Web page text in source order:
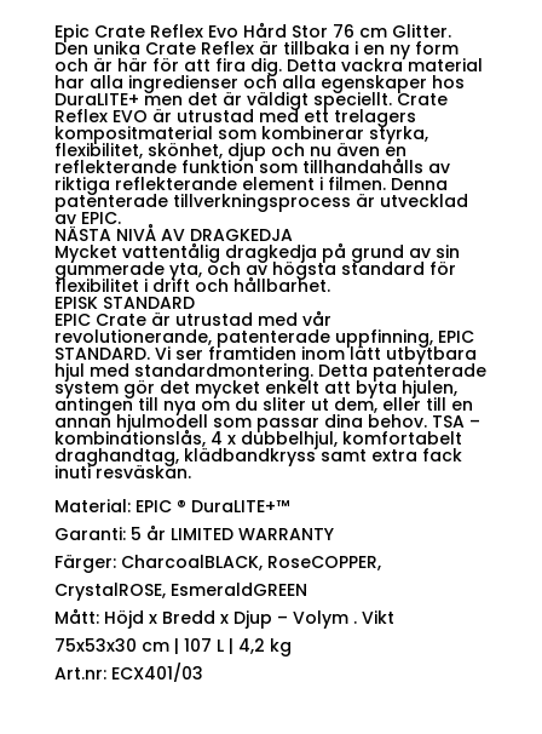
priset
var:
2899 kr.
priset
är:
2699 kr.
Epic Crate Reflex Evo Hård Stor 76 cm Glitter.
Den unika Crate Reflex är tillbaka i en ny form
och är här för att fira dig. Detta vackra material
har alla ingredienser och alla egenskaper hos
DuraLITE+ men det är väldigt speciellt. Crate
Reflex EVO är utrustad med ett trelagers
kompositmaterial som kombinerar styrka,
flexibilitet, skönhet, djup och nu även en
reflekterande funktion som tillhandahålls av
riktiga reflekterande element i filmen. Denna
patenterade tillverkningsprocess är utvecklad
av EPIC.
NÄSTA NIVÅ AV DRAGKEDJA
Mycket vattentålig dragkedja på grund av sin
gummerade yta, och av högsta standard för
flexibilitet i drift och hållbarhet.
EPISK STANDARD
EPIC Crate är utrustad med vår
revolutionerande, patenterade uppfinning, EPIC
STANDARD. Vi ser framtiden inom lätt utbytbara
hjul med standardmontering. Detta patenterade
system gör det mycket enkelt att byta hjulen,
antingen till nya om du sliter ut dem, eller till en
annan hjulmodell som passar dina behov. TSA –
kombinationslås, 4 x dubbelhjul, komfortabelt
draghandtag, klädbandkryss samt extra fack
inuti resväskan.
Material: EPIC ® DuraLITE+™
Garanti: 5 år LIMITED WARRANTY
Färger: CharcoalBLACK, RoseCOPPER,
CrystalROSE, EsmeraldGREEN
Mått: Höjd x Bredd x Djup – Volym . Vikt
75x53x30 cm | 107 L | 4,2 kg
Art.nr: ECX401/03